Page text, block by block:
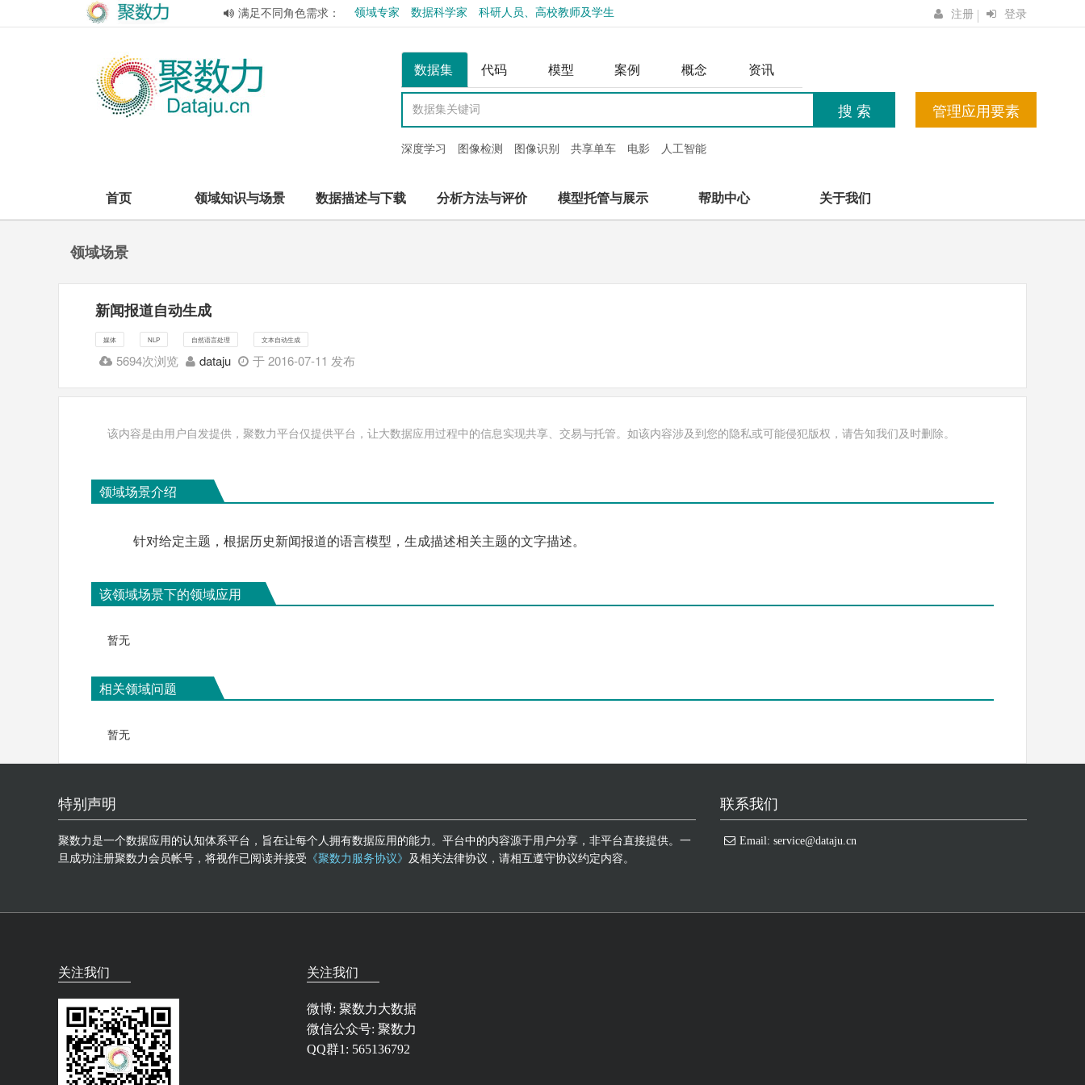
满足不同角色需求： 领域专家 数据科学家 科研人员、高校教师及学生 注册 登录
数据集 代码 模型 案例 概念 资讯
搜 索 管理应用要素
深度学习 图像检测 图像识别 共享单车 电影 人工智能
首页 领域知识与场景 数据描述与下载 分析方法与评价 模型托管与展示 帮助中心 关于我们
领域场景
新闻报道自动生成
媒体 NLP 自然语言处理 文本自动生成
5694次浏览 dataju 于 2016-07-11 发布
该内容是由用户自发提供，聚数力平台仅提供平台，让大数据应用过程中的信息实现共享、交易与托管。如该内容涉及到您的隐私或可能侵犯版权，请告知我们及时删除。
领域场景介绍
针对给定主题，根据历史新闻报道的语言模型，生成描述相关主题的文字描述。
该领域场景下的领域应用
暂无
相关领域问题
暂无
特别声明
聚数力是一个数据应用的认知体系平台，旨在让每个人拥有数据应用的能力。平台中的内容源于用户分享，非平台直接提供。一
旦成功注册聚数力会员帐号，将视作已阅读并接受 《聚数力服务协议》 及相关法律协议，请相互遵守协议约定内容。
联系我们
Email: service@dataju.cn
关注我们 关注我们
微博: 聚数力大数据
微信公众号: 聚数力
QQ群1: 565136792